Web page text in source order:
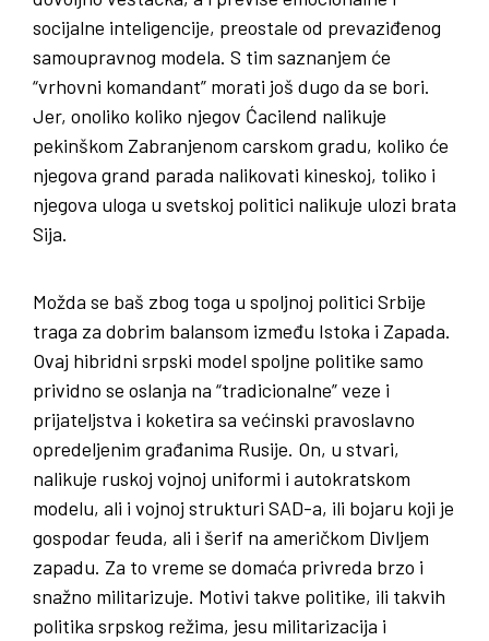
socijalne inteligencije, preostale od prevaziđenog
samoupravnog modela. S tim saznanjem će
“vrhovni komandant” morati još dugo da se bori.
Jer, onoliko koliko njegov Ćacilend nalikuje
pekinškom Zabranjenom carskom gradu, koliko će
njegova grand parada nalikovati kineskoj, toliko i
njegova uloga u svetskoj politici nalikuje ulozi brata
Sija.
Možda se baš zbog toga u spoljnoj politici Srbije
traga za dobrim balansom između Istoka i Zapada.
Ovaj hibridni srpski model spoljne politike samo
prividno se oslanja na “tradicionalne” veze i
prijateljstva i koketira sa većinski pravoslavno
opredeljenim građanima Rusije. On, u stvari,
nalikuje ruskoj vojnoj uniformi i autokratskom
modelu, ali i vojnoj strukturi SAD-a, ili bojaru koji je
gospodar feuda, ali i šerif na američkom Divljem
zapadu. Za to vreme se domaća privreda brzo i
snažno militarizuje. Motivi takve politike, ili takvih
politika srpskog režima, jesu militarizacija i